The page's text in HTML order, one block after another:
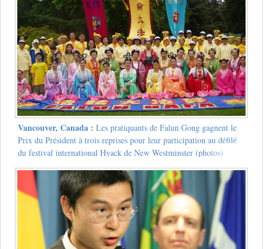
Vancouver, Canada : Les pratiquants de Falun Gong gagnent le
Prix du Président à trois reprises pour leur participation au défilé
du festival international Hyack de New Westminster (photos)